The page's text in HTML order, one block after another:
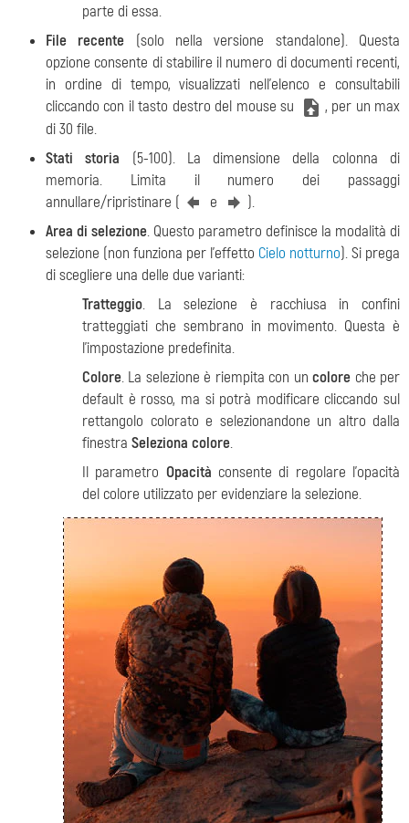
parte di essa.
File recente (solo nella versione standalone). Questa
opzione consente di stabilire il numero di documenti recenti,
in ordine di tempo, visualizzati nell’elenco e consultabili
cliccando con il tasto destro del mouse su
, per un max
di 30 file.
Stati storia (5-100). La dimensione della colonna di
memoria. Limita il numero dei passaggi
annullare/ripristinare (
e
).
Area di selezione. Questo parametro definisce la modalità di
selezione (non funziona per l'effetto Cielo notturno). Si prega
di scegliere una delle due varianti:
Tratteggio. La selezione è racchiusa in confini
tratteggiati che sembrano in movimento. Questa è
l’impostazione predefinita.
Colore. La selezione è riempita con uncolore che per
default è rosso, ma si potrà modificare cliccando sul
rettangolo colorato e selezionandone un altro dalla
finestra Seleziona colore.
Il parametro Opacità consente di regolare l'opacità
del colore utilizzato per evidenziare la selezione.